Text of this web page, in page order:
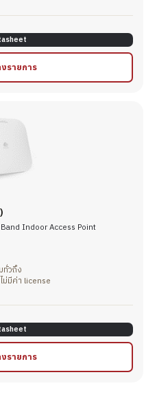
งรายการ
Indoor Access Point
ทั่วถึง
ม่มีค่า license
งรายการ